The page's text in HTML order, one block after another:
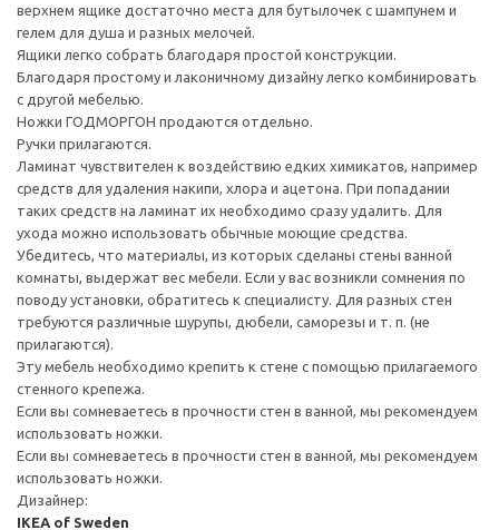
верхнем ящике достаточно места для бутылочек с шампунем и
гелем для душа и разных мелочей.
Ящики легко собрать благодаря простой конструкции.
Благодаря простому и лаконичному дизайну легко комбинировать
с другой мебелью.
Ножки ГОДМОРГОН продаются отдельно.
Ручки прилагаются.
Ламинат чувствителен к воздействию едких химикатов, например
средств для удаления накипи, хлора и ацетона. При попадании
таких средств на ламинат их необходимо сразу удалить. Для
ухода можно использовать обычные моющие средства.
Убедитесь, что материалы, из которых сделаны стены ванной
комнаты, выдержат вес мебели. Если у вас возникли сомнения по
поводу установки, обратитесь к специалисту. Для разных стен
требуются различные шурупы, дюбели, саморезы и т. п. (не
прилагаются).
Эту мебель необходимо крепить к стене с помощью прилагаемого
стенного крепежа.
Если вы сомневаетесь в прочности стен в ванной, мы рекомендуем
использовать ножки.
Если вы сомневаетесь в прочности стен в ванной, мы рекомендуем
использовать ножки.
Дизайнер:
IKEA of Sweden